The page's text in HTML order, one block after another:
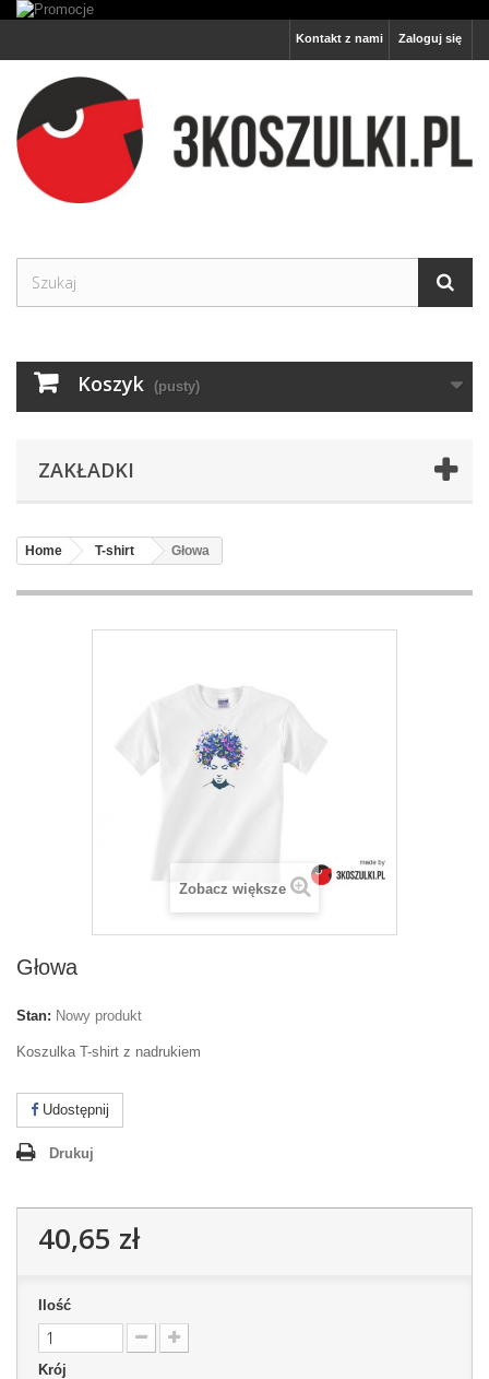
Zaloguj się
Kontakt z nami
Koszyk (pusty)
ZAKŁADKI
Home T-shirt Głowa
Zobacz większe
Głowa
Stan: Nowy produkt
Koszulka T-shirt z nadrukiem
Udostępnij
Drukuj
40,65 zł
Ilość
Krój